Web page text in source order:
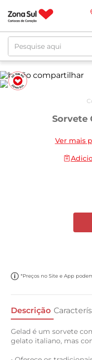
Pesquise aqui
Sorvete
Ver mais
*Preços no Site e App
Descrição
Gelad é um sorvete
gelato italiano, mas